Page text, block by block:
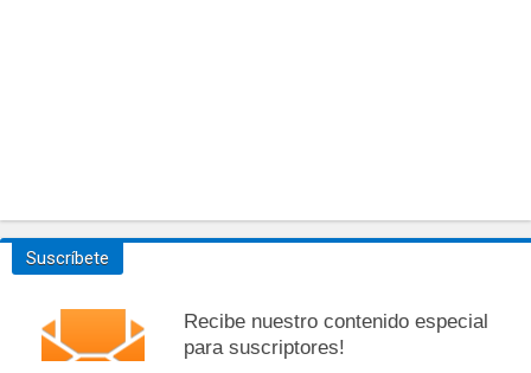
Suscríbete
Recibe nuestro contenido especial
para suscriptores!